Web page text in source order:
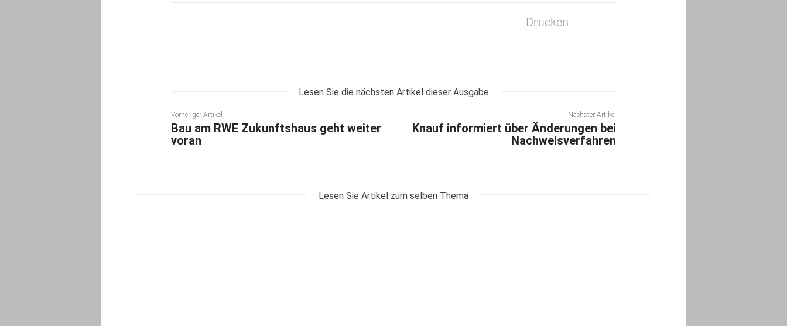
Drucken
Lesen Sie die nächsten Artikel dieser Ausgabe
Vorheriger Artikel
Bau am RWE Zukunftshaus geht weiter
voran
Nächster Artikel
Knauf informiert über Änderungen bei
Nachweisverfahren
Lesen Sie Artikel zum selben Thema